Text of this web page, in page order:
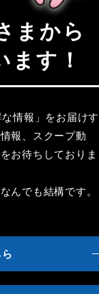
ます！
情報」をお届けす
報、スクープ動
お待ちしておりま
んでも結構です。